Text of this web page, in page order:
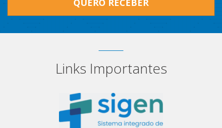
QUERO RECEBER
Links Importantes